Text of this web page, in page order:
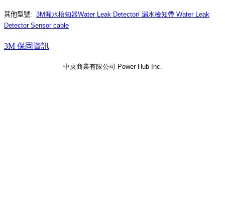
其他型號: 3M漏水檢知器Water Leak Detector/ 漏水檢知帶 Water Leak
Detector Sensor cable
3M 保固資訊
中央商業有限公司 Power Hub Inc.